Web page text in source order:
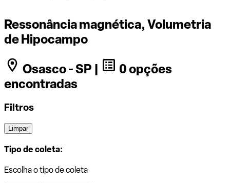
Ressonância magnética, Volumetria
de Hipocampo
Osasco - SP |
0 opções
encontradas
Filtros
Limpar
Tipo de coleta:
Escolha o tipo de coleta